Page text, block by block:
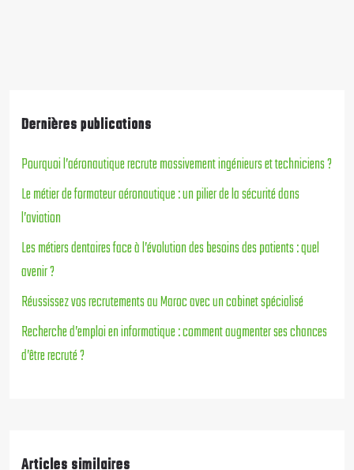
Dernières publications
Pourquoi l’aéronautique recrute massivement ingénieurs et techniciens ?
Le métier de formateur aéronautique : un pilier de la sécurité dans
l’aviation
Les métiers dentaires face à l’évolution des besoins des patients : quel
avenir ?
Réussissez vos recrutements au Maroc avec un cabinet spécialisé
Recherche d’emploi en informatique : comment augmenter ses chances
d’être recruté ?
Articles similaires